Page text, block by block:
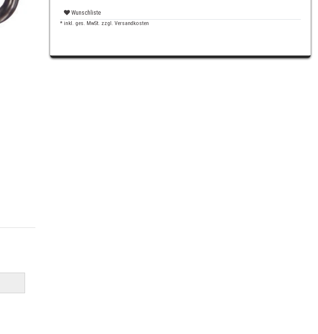
Wunschliste
* inkl. ges. MwSt. zzgl. Versandkosten